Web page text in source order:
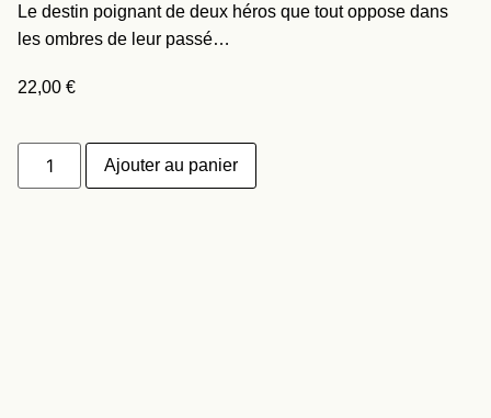
Le destin poignant de deux héros que tout oppose dans
les ombres de leur passé…
22,00 €
Ajouter au panier